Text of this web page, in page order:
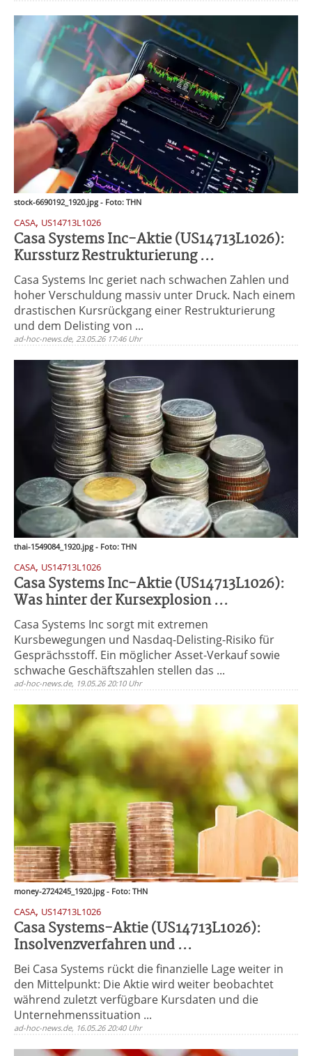
stock-6690192_1920.jpg - Foto: THN
CASA, US14713L1026
Casa Systems Inc-Aktie (US14713L1026):
Kurssturz Restrukturierung ...
Casa Systems Inc geriet nach schwachen Zahlen und
hoher Verschuldung massiv unter Druck. Nach einem
drastischen Kursrückgang einer Restrukturierung
und dem Delisting von ...
ad-hoc-news.de, 23.05.26 17:46 Uhr
thai-1549084_1920.jpg - Foto: THN
CASA, US14713L1026
Casa Systems Inc-Aktie (US14713L1026):
Was hinter der Kursexplosion ...
Casa Systems Inc sorgt mit extremen
Kursbewegungen und Nasdaq-Delisting-Risiko für
Gesprächsstoff. Ein möglicher Asset-Verkauf sowie
schwache Geschäftszahlen stellen das ...
ad-hoc-news.de, 19.05.26 20:10 Uhr
money-2724245_1920.jpg - Foto: THN
CASA, US14713L1026
Casa Systems-Aktie (US14713L1026):
Insolvenzverfahren und ...
Bei Casa Systems rückt die finanzielle Lage weiter in
den Mittelpunkt: Die Aktie wird weiter beobachtet
während zuletzt verfügbare Kursdaten und die
Unternehmenssituation ...
ad-hoc-news.de, 16.05.26 20:40 Uhr